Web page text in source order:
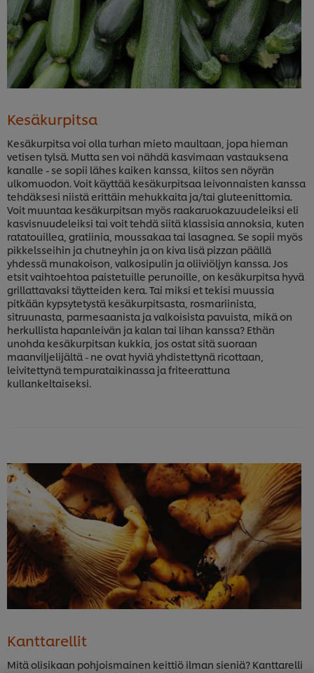
Kesäkurpitsa
Kesäkurpitsa voi olla turhan mieto maultaan, jopa hieman
vetisen tylsä. Mutta sen voi nähdä kasvimaan vastauksena
kanalle - se sopii lähes kaiken kanssa, kiitos sen nöyrän
ulkomuodon. Voit käyttää kesäkurpitsaa leivonnaisten kanssa
tehdäksesi niistä erittäin mehukkaita ja/tai gluteenittomia.
Voit muuntaa kesäkurpitsan myös raakaruokazuudeleiksi eli
kasvisnuudeleiksi tai voit tehdä siitä klassisia annoksia, kuten
ratatouillea, gratiinia, moussakaa tai lasagnea. Se sopii myös
pikkelsseihin ja chutneyhin ja on kiva lisä pizzan päällä
yhdessä munakoison, valkosipulin ja oliiviöljyn kanssa. Jos
etsit vaihtoehtoa paistetuille perunoille, on kesäkurpitsa hyvä
grillattavaksi täytteiden kera. Tai miksi et tekisi muussia
pitkään kypsytetystä kesäkurpitsasta, rosmariinista,
sitruunasta, parmesaanista ja valkoisista pavuista, mikä on
herkullista hapanleivän ja kalan tai lihan kanssa? Ethän
unohda kesäkurpitsan kukkia, jos ostat sitä suoraan
maanviljelijältä - ne ovat hyviä yhdistettynä ricottaan,
leivitettynä tempurataikinassa ja friteerattuna
kullankeltaiseksi.
Kanttarellit
Mitä olisikaan pohjoismainen keittiö ilman sieniä? Kanttarelli